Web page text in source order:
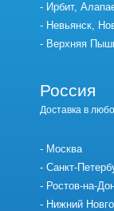
Ирбит,
Невьянск,
Верхняя
Россия
Доставка в
Москва
Санкт-
Ростов-на-
Нижний